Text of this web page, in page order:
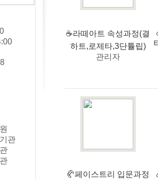
관
☕라떼아트 속성과정(결
하트,로제타,3단튤립)
관리자
🥐페이스트리 입문과정